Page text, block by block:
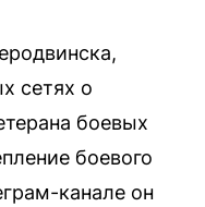
сетях о
боевых
боевого
канале он